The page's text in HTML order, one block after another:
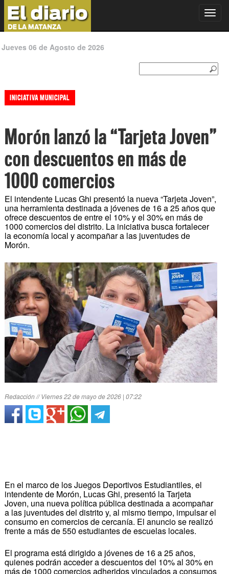
Jueves 06 de Agosto de 2026
INICIATIVA MUNICIPAL
Morón lanzó la “Tarjeta Joven”
con descuentos en más de
1000 comercios
El intendente Lucas Ghi presentó la nueva “Tarjeta Joven”,
una herramienta destinada a jóvenes de 16 a 25 años que
ofrece descuentos de entre el 10% y el 30% en más de
1000 comercios del distrito. La iniciativa busca fortalecer
la economía local y acompañar a las juventudes de
Morón.
Redacción // Viernes 22 de mayo de 2026 | 07:22
En el marco de los Juegos Deportivos Estudiantiles, el
intendente de Morón, Lucas Ghi, presentó la Tarjeta
Joven, una nueva política pública destinada a acompañar
a las juventudes del distrito y, al mismo tiempo, impulsar el
consumo en comercios de cercanía. El anuncio se realizó
frente a más de 550 estudiantes de escuelas locales.
El programa está dirigido a jóvenes de 16 a 25 años,
quienes podrán acceder a descuentos del 10% al 30% en
más de 1000 comercios adheridos vinculados a consumos